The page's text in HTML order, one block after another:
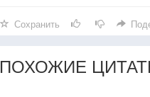
Сохранить
ПОХОЖИЕ